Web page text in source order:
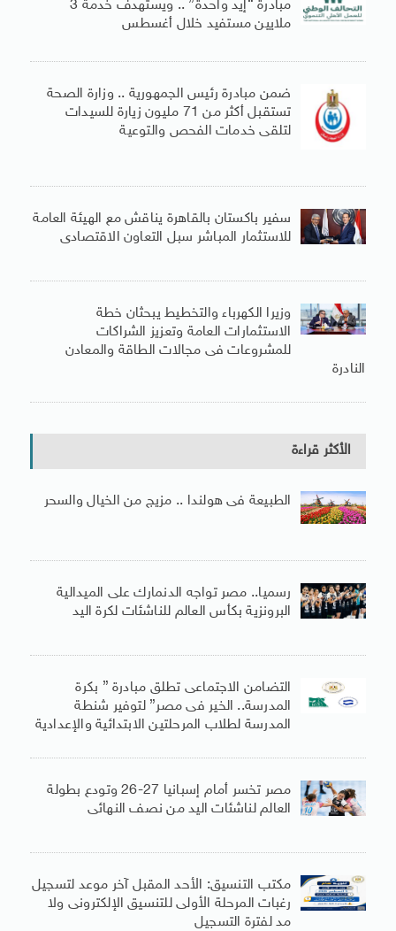
مبادرة “إيد واحدة” .. ويستهدف خدمة 3
ملايين مستفيد خلال أغسطس
ضمن مبادرة رئيس الجمهورية .. وزارة الصحة
تستقبل أكثر من 71 مليون زيارة للسيدات
لتلقى خدمات الفحص والتوعية
سفير باكستان بالقاهرة يناقش مع الهيئة العامة
للاستثمار المباشر سبل التعاون الاقتصادى
وزيرا الكهرباء والتخطيط يبحثان خطة
الاستثمارات العامة وتعزيز الشراكات
للمشروعات فى مجالات الطاقة والمعادن
النادرة
الأكثر قراءة
الطبيعة فى هولندا .. مزيج من الخيال والسحر
رسميا.. مصر تواجه الدنمارك على الميدالية
البرونزية بكأس العالم للناشئات لكرة اليد
التضامن الاجتماعى تطلق مبادرة ” بكرة
المدرسة.. الخير فى مصر” لتوفير شنطة
المدرسة لطلاب المرحلتين الابتدائية والإعدادية
مصر تخسر أمام إسبانيا 27-26 وتودع بطولة
العالم لناشئات اليد من نصف النهائى
مكتب التنسيق: الأحد المقبل آخر موعد لتسجيل
رغبات المرحلة الأولى للتنسيق الإلكترونى ولا
مد لفترة التسجيل